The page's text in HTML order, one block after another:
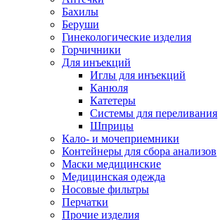
Бахилы
Беруши
Гинекологические изделия
Горчичники
Для инъекций
Иглы для инъекций
Канюля
Катетеры
Системы для переливания
Шприцы
Кало- и мочеприемники
Контейнеры для сбора анализов
Маски медицинские
Медицинская одежда
Носовые фильтры
Перчатки
Прочие изделия